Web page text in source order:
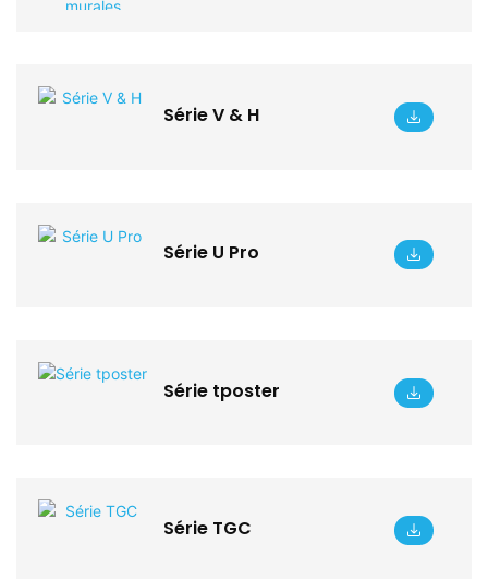
Série V & H
Série U Pro
Série tposter
Série TGC